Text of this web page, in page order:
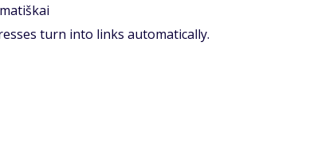
turn into links automatically.